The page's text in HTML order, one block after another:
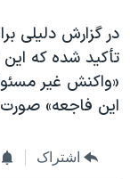
اسرائیل در جنگ
نرگس محمدی
همایش
سفر پرزیدنت
در گزارش دلیلی
تأکید شده که
«واکنش غیر
این فاجعه»
اشتراک